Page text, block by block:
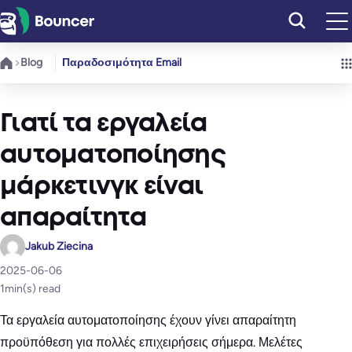
Μετάβαση
στο
περιεχόμενο
Blog Παραδοσιμότητα Email
Γιατί τα εργαλεία
αυτοματοποίησης
μάρκετινγκ είναι
απαραίτητα
Jakub Ziecina
2025-06-06
1min(s) read
Τα εργαλεία αυτοματοποίησης έχουν γίνει απαραίτητη
προϋπόθεση για πολλές επιχειρήσεις σήμερα. Μελέτες